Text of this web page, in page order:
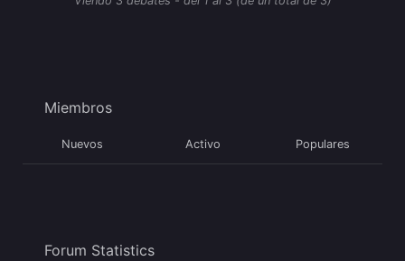
Miembros
Nuevos Activo Populares
Forum Statistics